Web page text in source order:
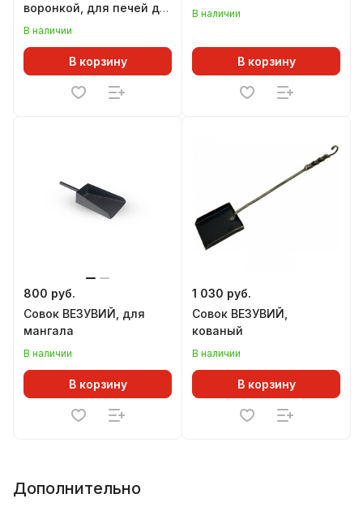
воронкой, для печей до
15 куб. м.
В наличии
В корзину
В наличии
В корзину
800 руб.
Совок ВЕЗУВИЙ, для
мангала
В наличии
В корзину
1 030 руб.
Совок ВЕЗУВИЙ,
кованый
В наличии
В корзину
Дополнительно